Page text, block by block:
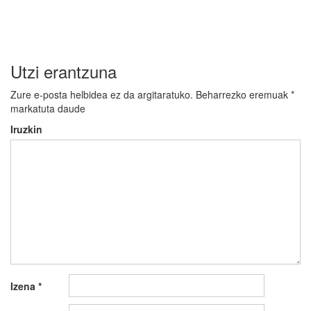
Utzi erantzuna
Zure e-posta helbidea ez da argitaratuko. Beharrezko eremuak *
markatuta daude
Iruzkin
Izena *